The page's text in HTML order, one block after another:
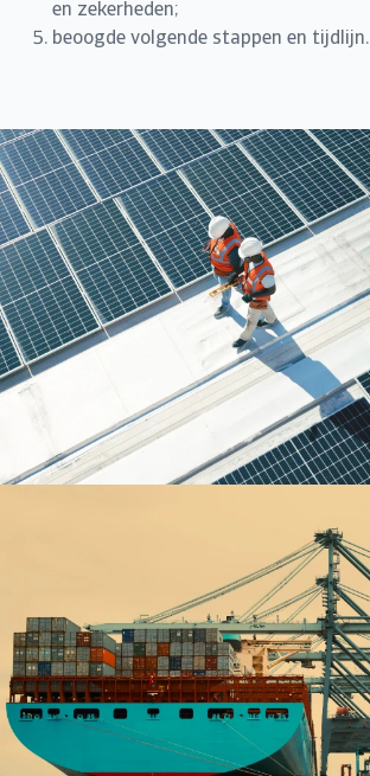
en zekerheden;
beoogde volgende stappen en tijdlijn.